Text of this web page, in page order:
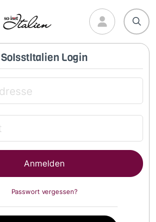
SoIsstItalien Login
Passwort vergessen?